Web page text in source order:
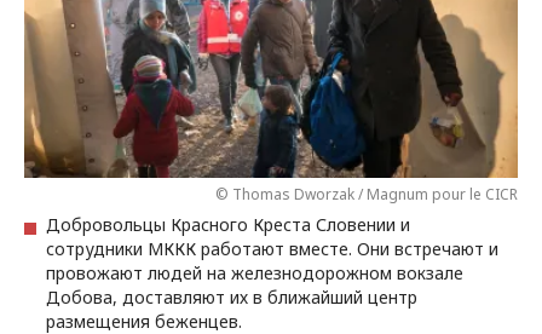
© Thomas Dworzak / Magnum pour le CICR
Добровольцы Красного Креста Словении и
сотрудники МККК работают вместе. Они встречают и
провожают людей на железнодорожном вокзале
Добова, доставляют их в ближайший центр
размещения беженцев.